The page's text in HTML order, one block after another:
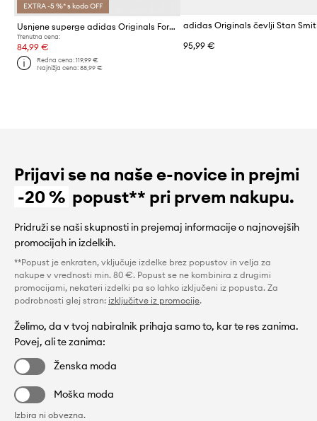
EXTRA -5 %* s kodo OFF
Usnjene superge adidas Originals Forum Low
Trenutna cena:
84,99 €
Redna cena:119,99 €
Najnižja cena:88,99 €
adidas Originals čevlji Stan
95,99 €
Prijavi se na naše e-novice in prejmi
-20 % popust** pri prvem nakupu.
Pridruži se naši skupnosti in prejemaj informacije o najnovejših
promocijah in izdelkih.
**Popust je enkraten, vključuje izdelke brez popustov in velja za
nakupe v vrednosti min. 80 €. Popust se ne kombinira z drugimi
promocijami, nekateri izdelki pa so lahko izključeni iz popusta. Za
podrobnosti glej stran: izključitve iz promocije.
Želimo, da v tvoj nabiralnik prihaja samo to, kar te res zanima.
Povej, ali te zanima:
Ženska moda
Moška moda
Izbira ni obvezna.